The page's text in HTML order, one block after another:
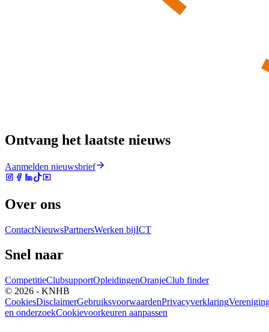
Ontvang het laatste nieuws
Aanmelden nieuwsbrief
Over ons
ContactNieuwsPartnersWerken bijICT
Snel naar
CompetitieClubsupportOpleidingenOranjeClub finder
© 2026 - KNHB
CookiesDisclaimerGebruiksvoorwaardenPrivacyverklaring
en onderzoekCookievoorkeuren aanpassen